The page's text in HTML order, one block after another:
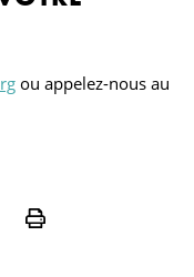
ou appelez-nous au
Print